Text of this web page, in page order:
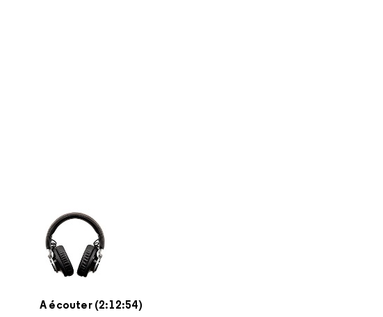
A écouter (2:12:54)